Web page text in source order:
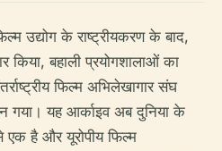
उद्योग के राष्ट्रीयकरण के बाद,
किया, बहाली प्रयोगशालाओं का
फिल्म अभिलेखागार संघ
गया। यह आर्काइव अब दुनिया के
है और यूरोपीय फिल्म